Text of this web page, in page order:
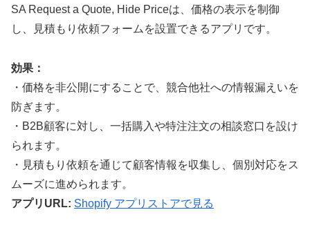
SA Request a Quote, Hide Priceは、価格の表示を制御
し、見積もり依頼フォームを設置できるアプリです。
効果：
・価格を非公開にすることで、競合他社への情報漏えいを
防ぎます。
・B2B顧客に対し、一括購入や特注注文の相談窓口を設け
られます。
・見積もり依頼を通じて顧客情報を収集し、個別対応をス
ムーズに進められます。
アプリURL: Shopify アプリストアで見る